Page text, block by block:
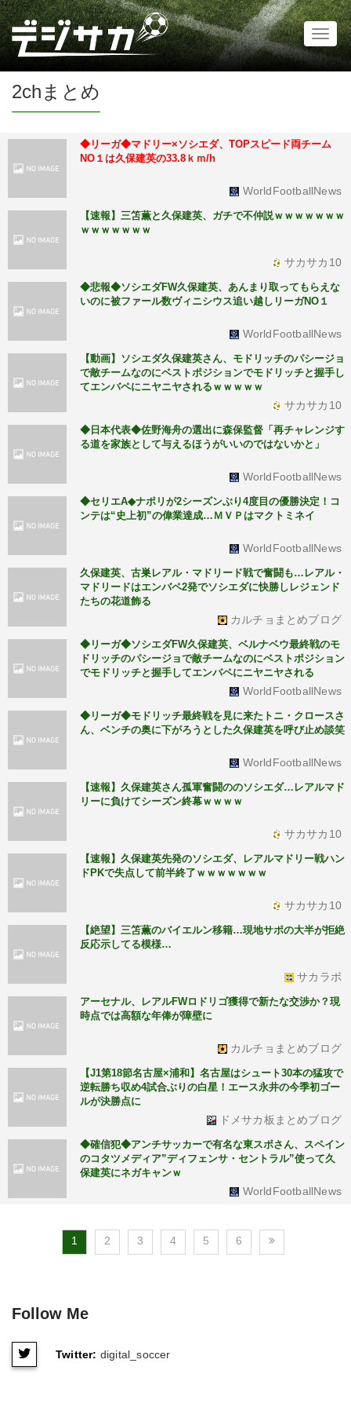
2chまとめ
◆リーガ◆マドリー×ソシエダ、TOPスピード両チーム
NO１は久保建英の33.8ｋｍ/h
WorldFootballNews
【速報】三笘薫と久保建英、ガチで不仲説ｗｗｗｗｗｗｗ
ｗｗｗｗｗｗｗ
サカサカ10
◆悲報◆ソシエダFW久保建英、あんまり取ってもらえな
いのに被ファール数ヴィニシウス追い越しリーガNO１
WorldFootballNews
【動画】ソシエダ久保建英さん、モドリッチのパシージョ
で敵チームなのにベストポジションでモドリッチと握手し
てエンバペにニヤニヤされるｗｗｗｗｗ
サカサカ10
◆日本代表◆佐野海舟の選出に森保監督「再チャレンジす
る道を家族として与えるほうがいいのではないかと」
WorldFootballNews
◆セリエA◆ナポリが2シーズンぶり4度目の優勝決定！コ
ンテは“史上初”の偉業達成…ＭＶＰはマクトミネイ
WorldFootballNews
久保建英、古巣レアル・マドリード戦で奮闘も…レアル・
マドリードはエンバペ2発でソシエダに快勝しレジェンド
たちの花道飾る
カルチョまとめブログ
◆リーガ◆ソシエダFW久保建英、ベルナベウ最終戦のモ
ドリッチのパシージョで敵チームなのにベストポジション
でモドリッチと握手してエンバペにニヤニヤされる
WorldFootballNews
◆リーガ◆モドリッチ最終戦を見に来たトニ・クロースさ
ん、ベンチの奥に下がろうとした久保建英を呼び止め談笑
WorldFootballNews
【速報】久保建英さん孤軍奮闘ののソシエダ…レアルマド
リーに負けてシーズン終幕ｗｗｗｗ
サカサカ10
【速報】久保建英先発のソシエダ、レアルマドリー戦ハン
ドPKで失点して前半終了ｗｗｗｗｗｗｗ
サカサカ10
【絶望】三笘薫のバイエルン移籍…現地サポの大半が拒絶
反応示してる模様…
サカラボ
アーセナル、レアルFWロドリゴ獲得で新たな交渉か？現
時点では高額な年俸が障壁に
カルチョまとめブログ
【J1第18節名古屋×浦和】名古屋はシュート30本の猛攻で
逆転勝ち収め4試合ぶりの白星！エース永井の今季初ゴー
ルが決勝点に
ドメサカ板まとめブログ
◆確信犯◆アンチサッカーで有名な東スポさん、スペイン
のコタツメディア”ディフェンサ・セントラル”使って久
保建英にネガキャンｗ
WorldFootballNews
1 2 3 4 5 6
Follow Me
Twitter: digital_soccer